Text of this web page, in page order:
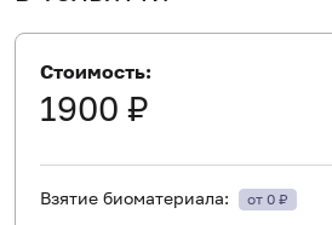
Стоимость:
1900 ₽
Взятие биоматериала: от 0 ₽